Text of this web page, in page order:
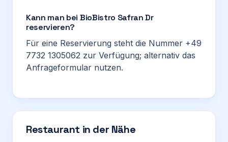
Kann man bei BioBistro Safran Dr
reservieren?
Für eine Reservierung steht die Nummer +49
7732 1305062 zur Verfügung; alternativ das
Anfrageformular nutzen.
Restaurant in der Nähe